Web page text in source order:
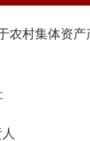
农村集体资